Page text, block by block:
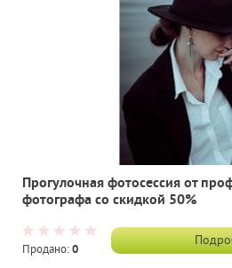
Прогулочная фотосессия от
фотографа со скидкой 50%
Продано:0